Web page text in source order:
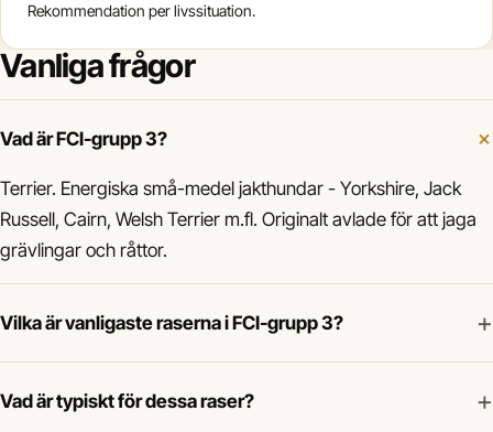
Rekommendation per livssituation.
Vanliga frågor
Vad är FCI-grupp 3?
Terrier. Energiska små-medel jakthundar - Yorkshire, Jack
Russell, Cairn, Welsh Terrier m.fl. Originalt avlade för att jaga
grävlingar och råttor.
Vilka är vanligaste raserna i FCI-grupp 3? +
Vad är typiskt för dessa raser? +